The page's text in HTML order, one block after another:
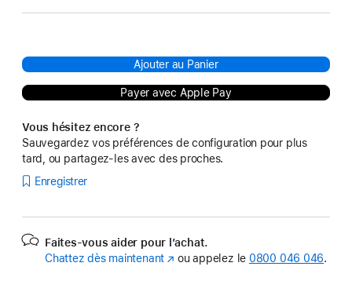
Ajouter au Panier
Payer avec Apple Pay
Vous hésitez encore ?
Sauvegardez vos préférences de configuration pour plus
tard, ou partagez-les avec des proches.
Enregistrer
Faites-vous aider pour l’achat.
Chattez dès maintenant (s’ouvre
ou appelez le 0800 046 046.